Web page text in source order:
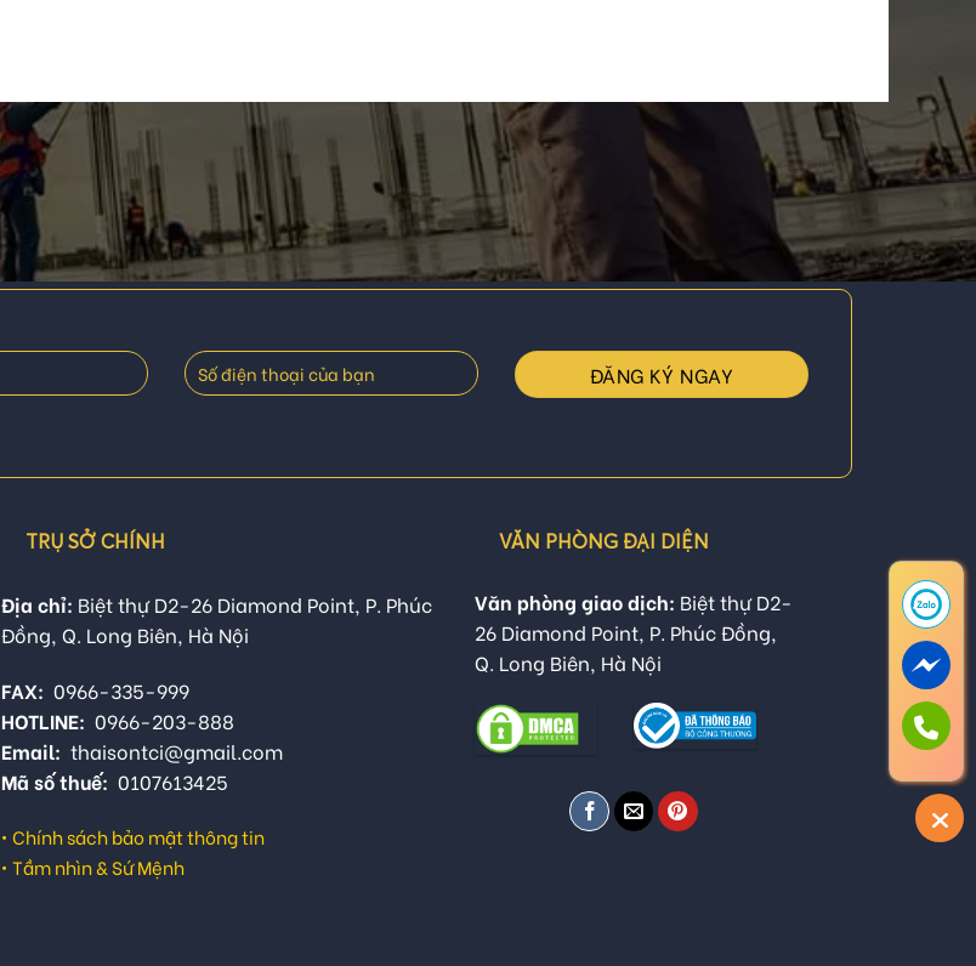
TRỤ SỞ CHÍNH
Địa chỉ: Biệt thự D2-26 Diamond Point, P. Phúc
Đồng, Q. Long Biên, Hà Nội
FAX: 0966-335-999
HOTLINE: 0966-203-888
Email: thaisontci@gmail.com
Mã số thuế: 0107613425
• Chính sách bảo mật thông tin
• Tầm nhìn & Sứ Mệnh
VĂN PHÒNG ĐẠI DIỆN
Văn phòng giao dịch: Biệt thự D2-
26 Diamond Point, P. Phúc Đồng,
Q. Long Biên, Hà Nội